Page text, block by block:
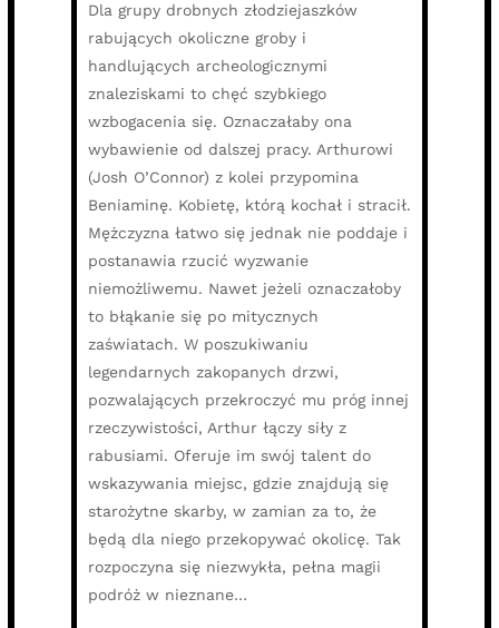
Dla grupy drobnych złodziejaszków
rabujących okoliczne groby i
handlujących archeologicznymi
znaleziskami to chęć szybkiego
wzbogacenia się. Oznaczałaby ona
wybawienie od dalszej pracy. Arthurowi
(Josh O’Connor) z kolei przypomina
Beniaminę. Kobietę, którą kochał i stracił.
Mężczyzna łatwo się jednak nie poddaje i
postanawia rzucić wyzwanie
niemożliwemu. Nawet jeżeli oznaczałoby
to błąkanie się po mitycznych
zaświatach. W poszukiwaniu
legendarnych zakopanych drzwi,
pozwalających przekroczyć mu próg innej
rzeczywistości, Arthur łączy siły z
rabusiami. Oferuje im swój talent do
wskazywania miejsc, gdzie znajdują się
starożytne skarby, w zamian za to, że
będą dla niego przekopywać okolicę. Tak
rozpoczyna się niezwykła, pełna magii
podróż w nieznane…